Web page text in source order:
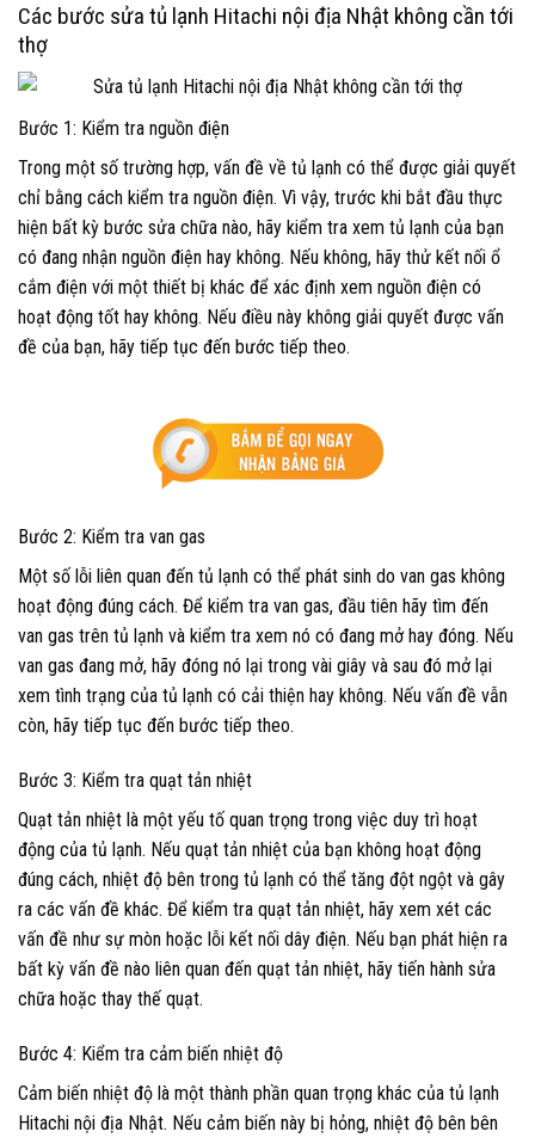
Các bước sửa tủ lạnh Hitachi nội địa Nhật không cần tới
thợ
Bước 1: Kiểm tra nguồn điện
Trong một số trường hợp, vấn đề về tủ lạnh có thể được giải quyết
chỉ bằng cách kiểm tra nguồn điện. Vì vậy, trước khi bắt đầu thực
hiện bất kỳ bước sửa chữa nào, hãy kiểm tra xem tủ lạnh của bạn
có đang nhận nguồn điện hay không. Nếu không, hãy thử kết nối ổ
cắm điện với một thiết bị khác để xác định xem nguồn điện có
hoạt động tốt hay không. Nếu điều này không giải quyết được vấn
đề của bạn, hãy tiếp tục đến bước tiếp theo.
Bước 2: Kiểm tra van gas
Một số lỗi liên quan đến tủ lạnh có thể phát sinh do van gas không
hoạt động đúng cách. Để kiểm tra van gas, đầu tiên hãy tìm đến
van gas trên tủ lạnh và kiểm tra xem nó có đang mở hay đóng. Nếu
van gas đang mở, hãy đóng nó lại trong vài giây và sau đó mở lại
xem tình trạng của tủ lạnh có cải thiện hay không. Nếu vấn đề vẫn
còn, hãy tiếp tục đến bước tiếp theo.
Bước 3: Kiểm tra quạt tản nhiệt
Quạt tản nhiệt là một yếu tố quan trọng trong việc duy trì hoạt
động của tủ lạnh. Nếu quạt tản nhiệt của bạn không hoạt động
đúng cách, nhiệt độ bên trong tủ lạnh có thể tăng đột ngột và gây
ra các vấn đề khác. Để kiểm tra quạt tản nhiệt, hãy xem xét các
vấn đề như sự mòn hoặc lỗi kết nối dây điện. Nếu bạn phát hiện ra
bất kỳ vấn đề nào liên quan đến quạt tản nhiệt, hãy tiến hành sửa
chữa hoặc thay thế quạt.
Bước 4: Kiểm tra cảm biến nhiệt độ
Cảm biến nhiệt độ là một thành phần quan trọng khác của tủ lạnh
Hitachi nội địa Nhật. Nếu cảm biến này bị hỏng, nhiệt độ bên bên